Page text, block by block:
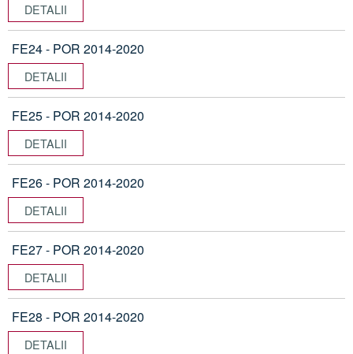
DETALII
FE24 - POR 2014-2020
DETALII
FE25 - POR 2014-2020
DETALII
FE26 - POR 2014-2020
DETALII
FE27 - POR 2014-2020
DETALII
FE28 - POR 2014-2020
DETALII